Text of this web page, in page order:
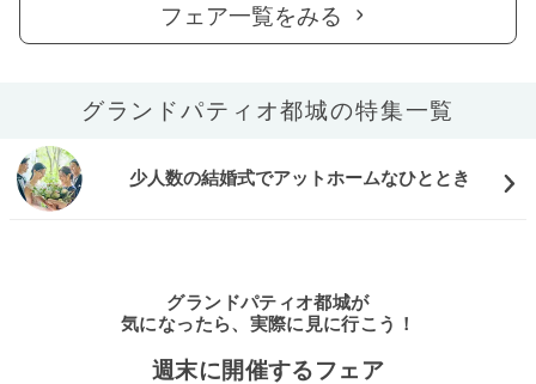
フェア一覧をみる
グランドパティオ都城の特集一覧
少人数の結婚式でアットホームなひととき
グランドパティオ都城が
気になったら、実際に見に行こう！
週末に開催するフェア